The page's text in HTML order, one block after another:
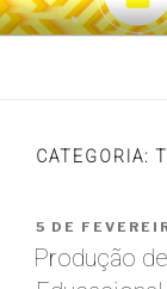
Pular
para
VG Educacional
CATEGORIA:
PUBLICADO
EM
5 DE
Produção